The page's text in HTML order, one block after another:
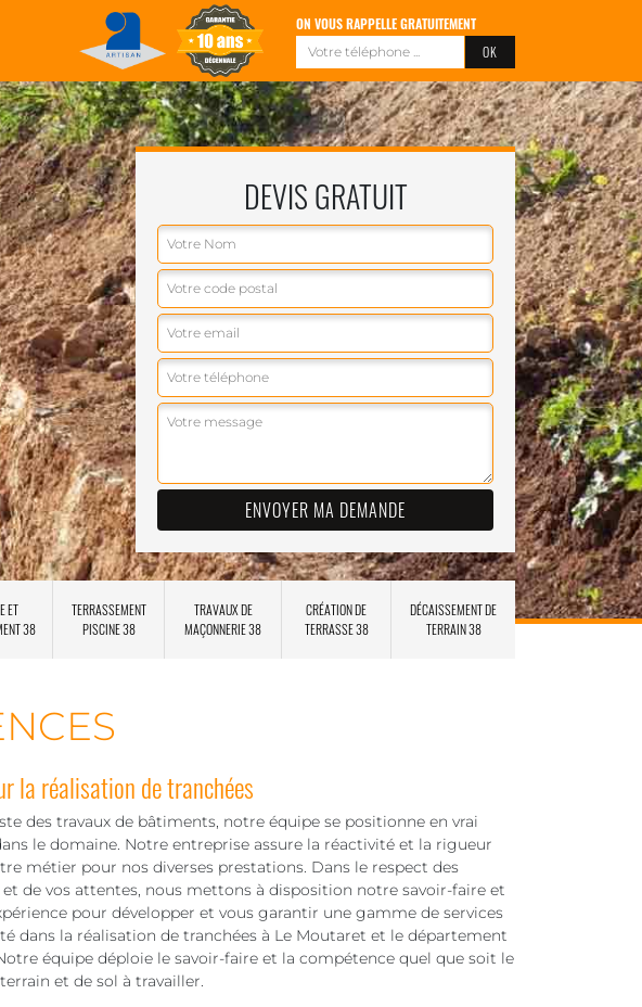
ON VOUS RAPPELLE GRATUITEMENT
DEVIS GRATUIT
ET
38
TERRASSEMENT
PISCINE 38
TRAVAUX DE
MAÇONNERIE 38
CRÉATION DE
TERRASSE 38
DÉCAISSEMENT DE
TERRAIN 38
la réalisation de tranchées
des travaux de bâtiments, notre équipe se positionne en vrai
le domaine. Notre entreprise assure la réactivité et la rigueur
métier pour nos diverses prestations. Dans le respect des
de vos attentes, nous mettons à disposition notre savoir-faire et
pour développer et vous garantir une gamme de services
dans la réalisation de tranchées à Le Moutaret et le département
équipe déploie le savoir-faire et la compétence quel que soit le
et de sol à travailler.